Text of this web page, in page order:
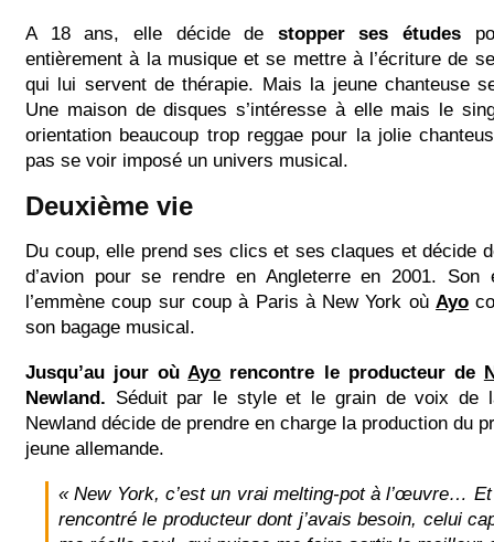
A 18 ans, elle décide de stopper ses études
entièrement à la musique et se mettre à l’écriture de
qui lui servent de thérapie. Mais la jeune chanteuse
Une maison de disques s’intéresse à elle mais le
orientation beaucoup trop reggae pour la jolie
pas se voir imposé un univers musical.
Deuxième vie
Du coup, elle prend ses clics et ses claques et décide
d’avion pour se rendre en Angleterre en 2001. Son
l’emmène coup sur coup à Paris à New York oùAyo
son bagage musical.
Jusqu’au jour oùAyo rencontre le producteur de
Newland. Séduit par le style et le grain de voix de
Newland décide de prendre en charge la production du
jeune allemande.
« New York, c’est un vrai melting-pot à l’œuvre… Et
rencontré le producteur dont j’avais besoin, celui